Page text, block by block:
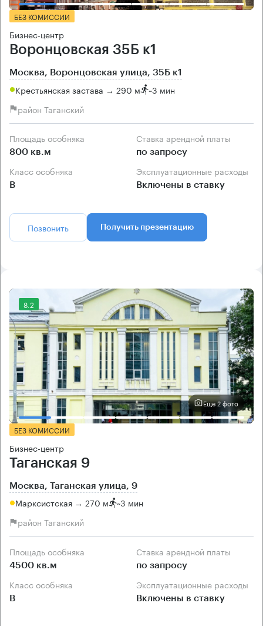
БЕЗ КОМИССИИ
Бизнес-центр
Воронцовская 35Б к1
Москва, Воронцовская улица, 35Б к1
Крестьянская застава → 290 м ~3 мин
район Таганский
Площадь особняка
800 кв.м
Ставка арендной платы
по запросу
Класс особняка
B
Эксплуатационные расходы
Включены в ставку
Позвонить Получить презентацию
8.2
Еще 2 фото
БЕЗ КОМИССИИ
Бизнес-центр
Таганская 9
Москва, Таганская улица, 9
Марксистская → 270 м ~3 мин
район Таганский
Площадь особняка
4500 кв.м
Ставка арендной платы
по запросу
Класс особняка
B
Эксплуатационные расходы
Включены в ставку